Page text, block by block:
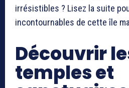
irrésistibles ? Lisez la suite
incontournables de cette île
Découvrir
temples et